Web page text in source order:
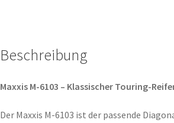
Beschreibung
Maxxis M-6103 – Klassischer Touring-
Der Maxxis M-6103 ist der passende